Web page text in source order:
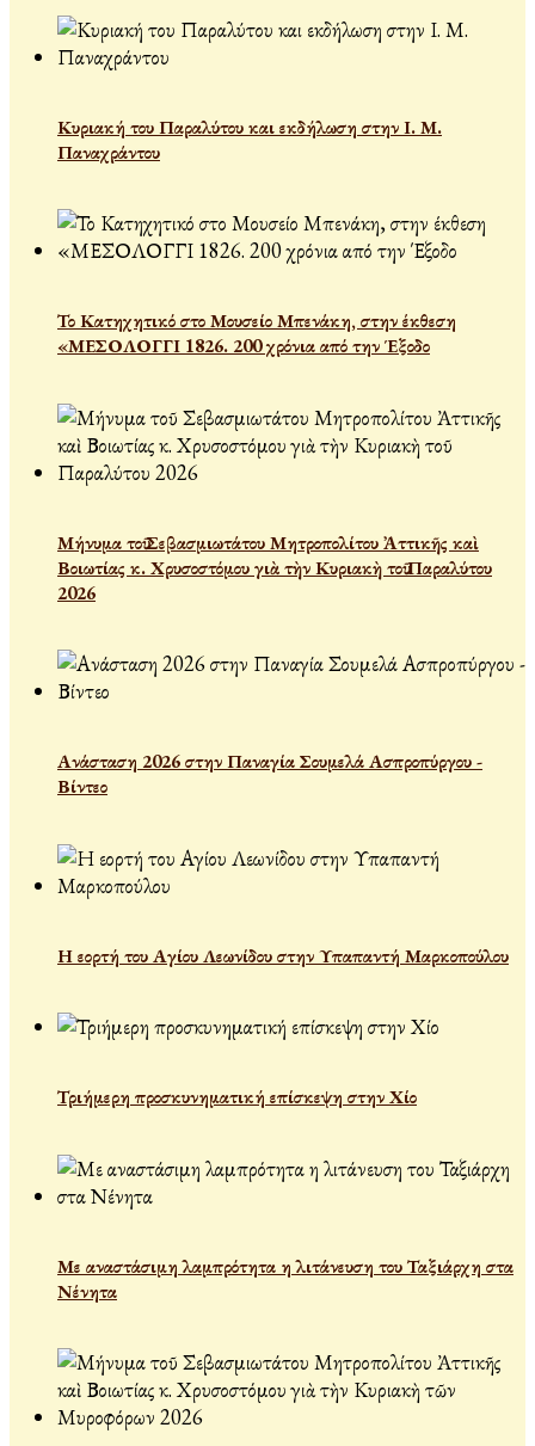
Κυριακή του Παραλύτου και εκδήλωση στην Ι. Μ.
Παναχράντου
Το Κατηχητικό στο Μουσείο Μπενάκη, στην έκθεση
«ΜΕΣΟΛΟΓΓΙ 1826. 200 χρόνια από την Έξοδο
Μήνυμα τοῦ Σεβασμιωτάτου Μητροπολίτου Ἀττικῆς καὶ
Βοιωτίας κ. Χρυσοστόμου γιὰ τὴν Κυριακὴ τοῦ Παραλύτου
2026
Ανάσταση 2026 στην Παναγία Σουμελά Ασπροπύργου -
Βίντεο
Η εορτή του Αγίου Λεωνίδου στην Υπαπαντή Μαρκοπούλου
Τριήμερη προσκυνηματική επίσκεψη στην Χίο
Με αναστάσιμη λαμπρότητα η λιτάνευση του Ταξιάρχη στα
Νένητα